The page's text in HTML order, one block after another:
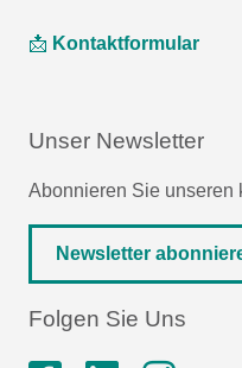
📩 Kontaktformular
Unser Newsletter
Abonnieren Sie unseren
Newsletter
Folgen Sie Uns